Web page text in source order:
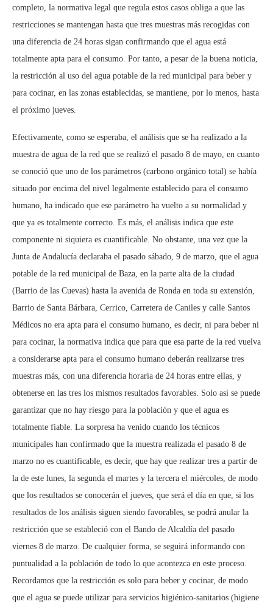
completo, la normativa legal que regula estos casos obliga a que las
restricciones se mantengan hasta que tres muestras más recogidas con
una diferencia de 24 horas sigan confirmando que el agua está
totalmente apta para el consumo. Por tanto, a pesar de la buena noticia,
la restricción al uso del agua potable de la red municipal para beber y
para cocinar, en las zonas establecidas, se mantiene, por lo menos, hasta
el próximo jueves.
Efectivamente, como se esperaba, el análisis que se ha realizado a la
muestra de agua de la red que se realizó el pasado 8 de mayo, en cuanto
se conoció que uno de los parámetros (carbono orgánico total) se había
situado por encima del nivel legalmente establecido para el consumo
humano, ha indicado que ese parámetro ha vuelto a su normalidad y
que ya es totalmente correcto. Es más, el análisis indica que este
componente ni siquiera es cuantificable. No obstante, una vez que la
Junta de Andalucía declaraba el pasado sábado, 9 de marzo, que el agua
potable de la red municipal de Baza, en la parte alta de la ciudad
(Barrio de las Cuevas) hasta la avenida de Ronda en toda su extensión,
Barrio de Santa Bárbara, Cerrico, Carretera de Caniles y calle Santos
Médicos no era apta para el consumo humano, es decir, ni para beber ni
para cocinar, la normativa indica que para que esa parte de la red vuelva
a considerarse apta para el consumo humano deberán realizarse tres
muestras más, con una diferencia horaria de 24 horas entre ellas, y
obtenerse en las tres los mismos resultados favorables. Solo así se puede
garantizar que no hay riesgo para la población y que el agua es
totalmente fiable. La sorpresa ha venido cuando los técnicos
municipales han confirmado que la muestra realizada el pasado 8 de
marzo no es cuantificable, es decir, que hay que realizar tres a partir de
la de este lunes, la segunda el martes y la tercera el miércoles, de modo
que los resultados se conocerán el jueves, que será el día en que, si los
resultados de los análisis siguen siendo favorables, se podrá anular la
restricción que se estableció con el Bando de Alcaldía del pasado
viernes 8 de marzo. De cualquier forma, se seguirá informando con
puntualidad a la población de todo lo que acontezca en este proceso.
Recordamos que la restricción es solo para beber y cocinar, de modo
que el agua se puede utilizar para servicios higiénico-sanitarios (higiene